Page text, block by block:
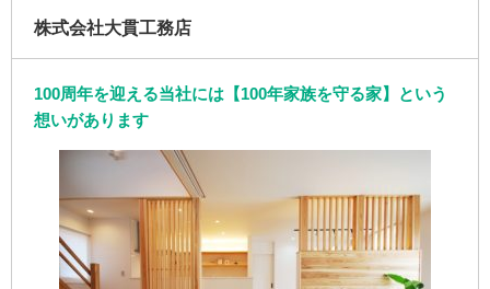
株式会社大貫工務店
100周年を迎える当社には【100年家族を守る家】という
想いがあります